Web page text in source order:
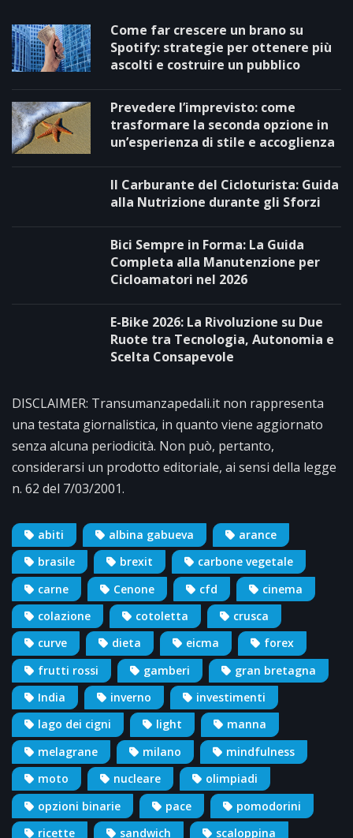
Come far crescere un brano su
Spotify: strategie per ottenere più
ascolti e costruire un pubblico
Prevedere l’imprevisto: come
trasformare la seconda opzione in
un’esperienza di stile e accoglienza
Il Carburante del Cicloturista: Guida
alla Nutrizione durante gli Sforzi
Bici Sempre in Forma: La Guida
Completa alla Manutenzione per
Cicloamatori nel 2026
E-Bike 2026: La Rivoluzione su Due
Ruote tra Tecnologia, Autonomia e
Scelta Consapevole
DISCLAIMER: Transumanzapedali.it non rappresenta
una testata giornalistica, in quanto viene aggiornato
senza alcuna periodicità. Non può, pertanto,
considerarsi un prodotto editoriale, ai sensi della legge
n. 62 del 7/03/2001.
abiti albina gabueva
arance
brasile
brexit
carbone vegetale
carne
Cenone cfd
cinema
colazione
cotoletta
crusca
curve
dieta eicma
forex
frutti rossi
gamberi
gran bretagna
India
inverno
investimenti
lago dei cigni
light
manna
melagrane
milano
mindfulness
moto
nucleare
olimpiadi
opzioni binarie
pace
pomodorini
ricette
sandwich scaloppina